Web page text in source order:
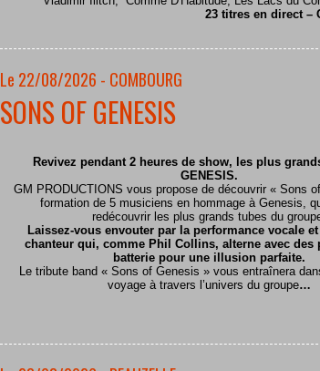
23 titres en direct –
Le 22/08/2026 - COMBOURG
SONS OF GENESIS
Revivez pendant 2 heures de show, les plus
GENESIS.
GM PRODUCTIONS vous propose de découvrir « Sons
formation de 5 musiciens en hommage à Genesis,
redécouvrir les plus grands tubes du
Laissez-vous envouter par la performance vocale
chanteur qui, comme Phil Collins, alterne avec des
batterie pour une illusion parfaite.
Le tribute band « Sons of Genesis » vous entraînera
voyage à travers l’univers du groupe…